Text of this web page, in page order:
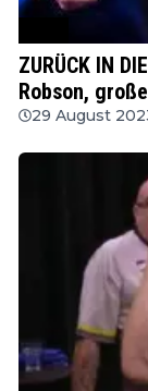
ZURÜCK IN
Robson,
29 August